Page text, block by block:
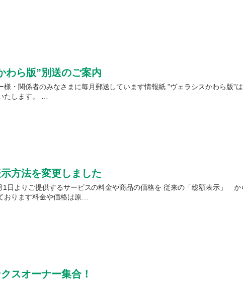
わら版”別送のご案内
様・関係者のみなさまに毎月郵送しています情報紙 ”ヴェラシスかわら版
たします。 …
方法を変更しました
1日よりご提供するサービスの料金や商品の価格を 従来の「総額表示」
おります料金や価格は原…
スオーナー集合！